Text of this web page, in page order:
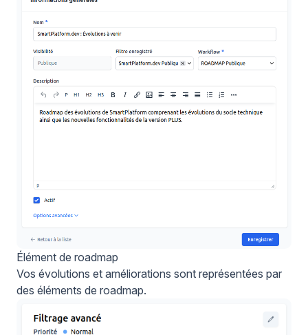
Élément de roadmap
Vos évolutions et améliorations sont représentées par
des éléments de roadmap.